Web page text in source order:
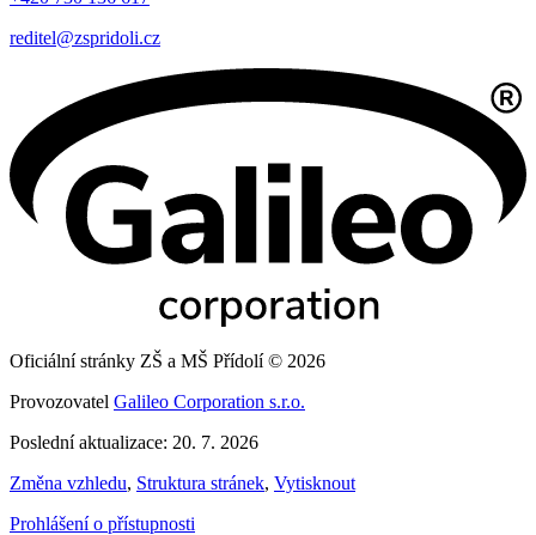
reditel@zspridoli.cz
Oficiální stránky ZŠ a MŠ Přídolí © 2026
Provozovatel Galileo Corporation s.r.o.
Poslední aktualizace: 20. 7. 2026
Změna vzhledu, Struktura stránek, Vytisknout
Prohlášení o přístupnosti